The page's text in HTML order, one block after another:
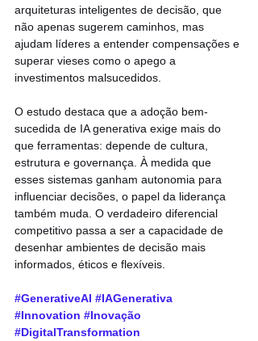
arquiteturas inteligentes de decisão, que
não apenas sugerem caminhos, mas
ajudam líderes a entender compensações e
superar vieses como o apego a
investimentos malsucedidos.
O estudo destaca que a adoção bem-
sucedida de IA generativa exige mais do
que ferramentas: depende de cultura,
estrutura e governança. À medida que
esses sistemas ganham autonomia para
influenciar decisões, o papel da liderança
também muda. O verdadeiro diferencial
competitivo passa a ser a capacidade de
desenhar ambientes de decisão mais
informados, éticos e flexíveis.
#GenerativeAI #IAGenerativa
#Innovation #Inovação
#DigitalTransformation